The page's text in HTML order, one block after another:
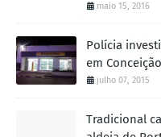
maio 15, 2016
Polícia
em
julho 07, 2015
Tradicional